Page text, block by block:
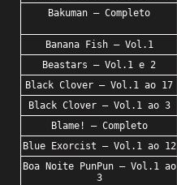
Bakuman – Completo
Banana Fish – Vol.1
Beastars – Vol.1 e 2
Black Clover – Vol.1 ao 17
Black Clover – Vol.1 ao 3
Blame! – Completo
Blue Exorcist – Vol.1 ao 12
Boa Noite PunPun – Vol.1 ao
3